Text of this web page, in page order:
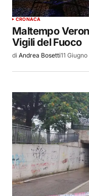
CRONACA
Maltempo
Vigili del Fuoco
di Andrea Bosetti11